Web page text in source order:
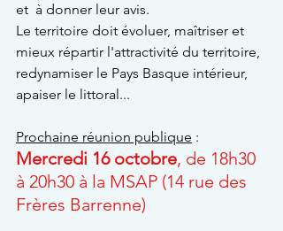
et  à donner leur avis.
Le territoire doit évoluer, maîtriser et
mieux répartir l'attractivité du territoire,
redynamiser le Pays Basque intérieur,
apaiser le littoral...
Prochaine réunion publique :
Mercredi 16 octobre, de 18h30
à 20h30 à la MSAP (14 rue des
Frères Barrenne)